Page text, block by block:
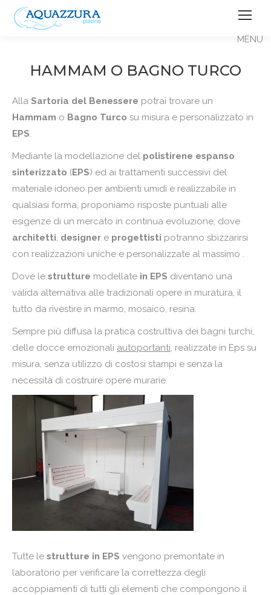
HAMMAM O BAGNO TURCO
Alla Sartoria del Benessere potrai trovare un
Hammam o Bagno Turco su misura e personalizzato in
EPS.
Mediante la modellazione del polistirene espanso
sinterizzato (EPS) ed ai trattamenti successivi del
materiale idoneo per ambienti umidi e realizzabile in
qualsiasi forma, proponiamo risposte puntuali alle
esigenze di un mercato in continua evoluzione, dove
architetti, designer e progettisti potranno sbizzarirsi
con realizzazioni uniche e personalizzate al massimo .
Dove le strutture modellate in EPS diventano una
valida alternativa alle tradizionali opere in muratura, il
tutto da rivestire in marmo, mosaico, resina.
Sempre più diffusa la pratica costruttiva dei bagni turchi,
delle docce emozionali autoportanti, realizzate in Eps su
misura, senza utilizzo di costosi stampi e senza la
necessità di costruire opere murarie.
Tutte le strutture in EPS vengono premontate in
laboratorio per verificare la correttezza degli
accoppiamenti di tutti gli elementi che compongono il